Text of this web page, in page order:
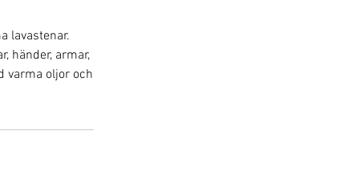
lavastenar.
händer, armar,
varma oljor och